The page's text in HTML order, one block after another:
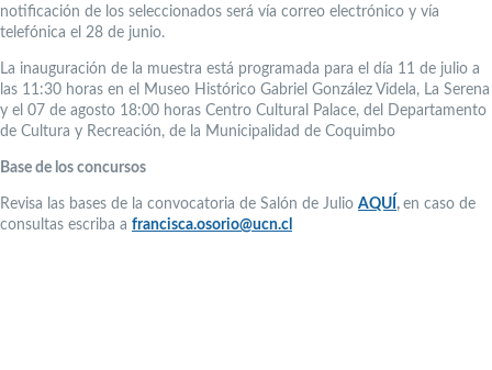
notificación de los seleccionados será vía correo electrónico y vía
telefónica el 28 de junio.
La inauguración de la muestra está programada para el día 11 de julio a
las 11:30 horas en el Museo Histórico Gabriel González Videla, La Serena
y el 07 de agosto 18:00 horas Centro Cultural Palace, del Departamento
de Cultura y Recreación, de la Municipalidad de Coquimbo
Base de los concursos
Revisa las bases de la convocatoria de Salón de Julio AQUÍ , en caso de
consultas escriba a francisca.osorio@ucn.cl